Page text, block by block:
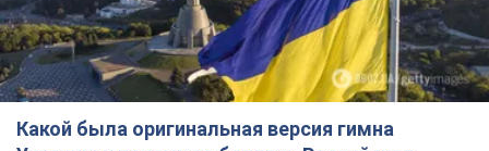
Какой была оригинальная версия гимна